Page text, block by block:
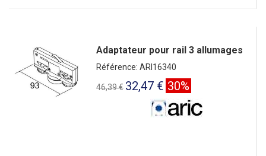
Adaptateur pour rail 3 allumages
Référence: ARI16340
46,39 € 32,47 € 30%